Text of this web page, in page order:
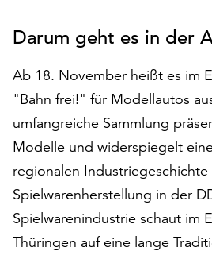
„Alle
akzeptieren“,
um
alle
Cookies
zu
akzeptieren.
können
Ihr
Einverständnis
jederzeit
ändern
Darum geht es in der
Ab 18. November heißt es im
"Bahn frei!" für Modellautos
umfangreiche Sammlung
Modelle und widerspiegelt
regionalen
Spielwarenherstellung in der
Spielwarenindustrie schaut im
Thüringen auf eine lange